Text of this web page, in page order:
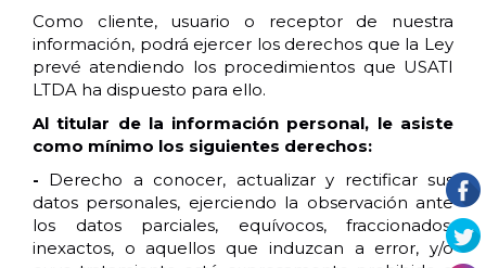
Como cliente, usuario o receptor de nuestra
información, podrá ejercer los derechos que la Ley
prevé atendiendo los procedimientos que USATI
LTDA ha dispuesto para ello.
Al titular de la información personal, le asiste
como mínimo los siguientes derechos:
- Derecho a conocer, actualizar y rectificar sus
datos personales, ejerciendo la observación ante
los datos parciales, equívocos, fraccionados,
inexactos, o aquellos que induzcan a error, y/o